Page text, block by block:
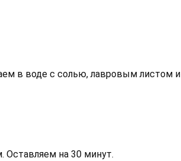
в воде с солью, лавровым листом и
Оставляем на 30 минут.